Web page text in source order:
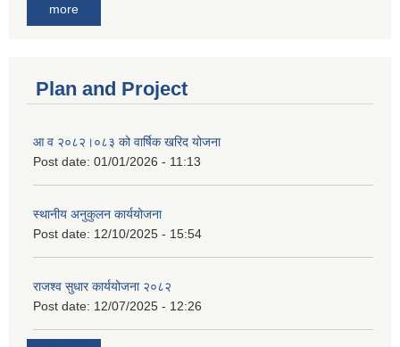
more
Plan and Project
आ व २०८२।०८३ को वार्षिक खरिद योजना
Post date: 01/01/2026 - 11:13
स्थानीय अनुकुलन कार्ययोजना
Post date: 12/10/2025 - 15:54
राजश्व सुधार कार्ययोजना २०८२
Post date: 12/07/2025 - 12:26